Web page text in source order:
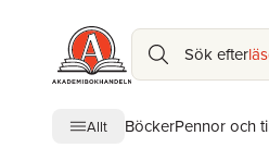
Sök efter
Allt BöckerPennor och